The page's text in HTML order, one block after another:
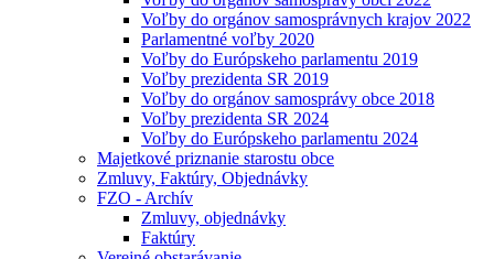
Voľby do orgánov samosprávnych krajov 2022
Parlamentné voľby 2020
Voľby do Európskeho parlamentu 2019
Voľby prezidenta SR 2019
Voľby do orgánov samosprávy obce 2018
Voľby prezidenta SR 2024
Voľby do Európskeho parlamentu 2024
Majetkové priznanie starostu obce
Zmluvy, Faktúry, Objednávky
FZO - Archív
Zmluvy, objednávky
Faktúry